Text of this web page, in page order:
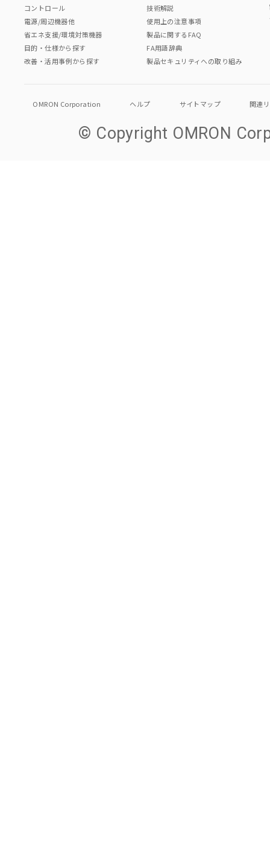
コントロール
電源/周辺機器他
省エネ支援/環境対策機器
目的・仕様から探す
改善・活用事例から探す
技術解説
使用上の注意事項
製品に関するFAQ
FA用語辞典
製品セキュリティへの取り組み
OMRON Corporation ヘルプ サイトマップ 関連
© Copyright OMRON